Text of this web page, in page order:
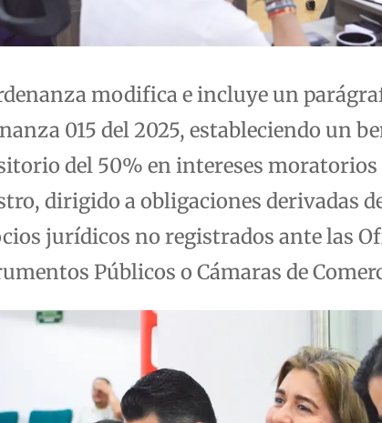
modifica e incluye un
015 del 2025, estableciendo un
del 50% en intereses moratorios
dirigido a obligaciones derivadas
jurídicos no registrados ante las
Públicos o Cámaras de